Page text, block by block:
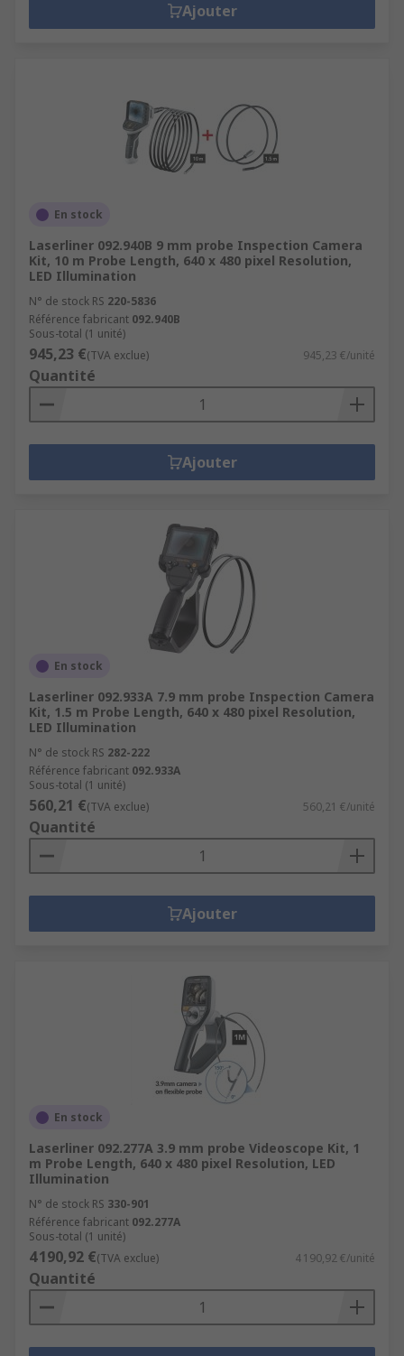
Ajouter
En stock
Laserliner 092.940B 9 mm probe Inspection Camera
Kit, 10 m Probe Length, 640 x 480 pixel Resolution,
LED Illumination
N° de stock RS 220-5836
Référence fabricant 092.940B
Sous-total (1 unité)
945,23 €(TVA exclue) 945,23 €/unité
Quantité
Ajouter
En stock
Laserliner 092.933A 7.9 mm probe Inspection Camera
Kit, 1.5 m Probe Length, 640 x 480 pixel Resolution,
LED Illumination
N° de stock RS 282-222
Référence fabricant 092.933A
Sous-total (1 unité)
560,21 €(TVA exclue) 560,21 €/unité
Quantité
Ajouter
En stock
Laserliner 092.277A 3.9 mm probe Videoscope Kit, 1
m Probe Length, 640 x 480 pixel Resolution, LED
Illumination
N° de stock RS 330-901
Référence fabricant 092.277A
Sous-total (1 unité)
4 190,92 €(TVA exclue) 4 190,92 €/unité
Quantité